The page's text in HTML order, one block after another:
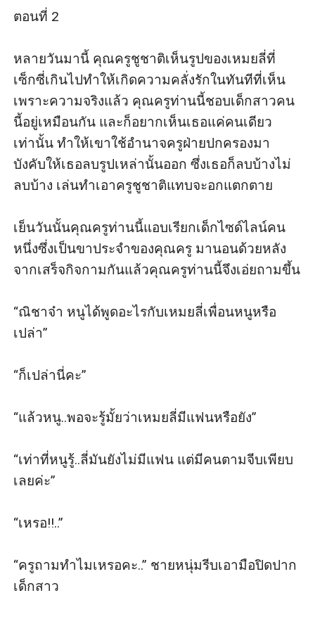
ตอนที่ 2
หลายวันมานี้ คุณครูชูชาติเห็นรูปของเหมยลี่ที่
เซ็กซี่เกินไปทำให้เกิดความคลั่งรักในทันทีที่เห็น
เพราะความจริงแล้ว คุณครูท่านนี้ชอบเด็กสาวคน
นี้อยู่เหมือนกัน และก็อยากเห็นเธอแค่คนเดียว
เท่านั้น ทำให้เขาใช้อำนาจครูฝ่ายปกครองมา
บังคับให้เธอลบรูปเหล่านั้นออก ซึ่งเธอก็ลบบ้างไม่
ลบบ้าง เล่นทำเอาครูชูชาติแทบจะอกแตกตาย
เย็นวันนั้นคุณครูท่านนี้แอบเรียกเด็กไซด์ไลน์คน
หนึ่งซึ่งเป็นขาประจำของคุณครู มานอนด้วยหลัง
จากเสร็จกิจกามกันแล้วคุณครูท่านนี้จึงเอ่ยถามขึ้น
“ณิชาจ๋า หนูได้พูดอะไรกับเหมยลี่เพื่อนหนูหรือ
เปล่า”
“ก็เปล่านี่คะ”
“แล้วหนู..พอจะรู้มั้ยว่าเหมยลี่มีแฟนหรือยัง”
“เท่าที่หนูรู้..ลี่มันยังไม่มีแฟน แต่มีคนตามจีบเพียบ
เลยค่ะ”
“เหรอ!!..”
“ครูถามทำไมเหรอคะ..” ชายหนุ่มรีบเอามือปิดปาก
เด็กสาว